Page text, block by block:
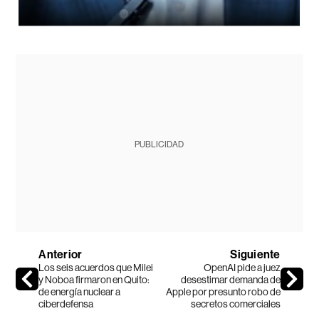
PUBLICIDAD
Anterior
Los seis acuerdos que Milei
y Noboa firmaron en Quito:
de energía nuclear a
ciberdefensa
Siguiente
OpenAI pide a juez
desestimar demanda de
Apple por presunto robo de
secretos comerciales